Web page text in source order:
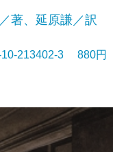
著、延原謙／訳
213402-3 880円